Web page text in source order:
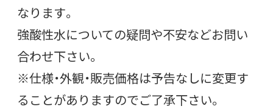
なります。
強酸性水についての疑問や不安などお問い
合わせ下さい。
※仕様・外観・販売価格は予告なしに変更す
ることがありますのでご了承下さい。